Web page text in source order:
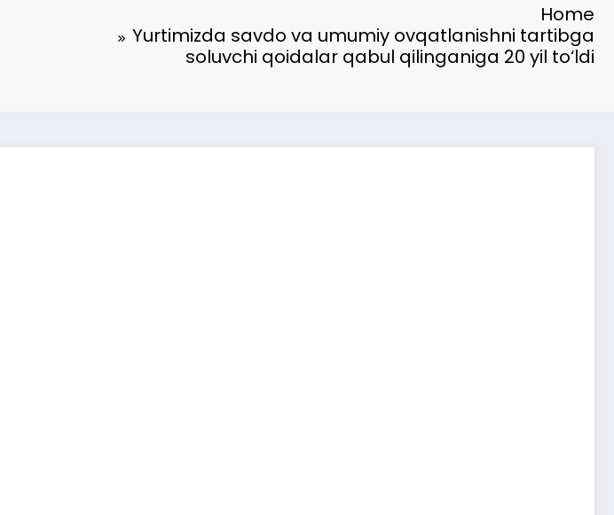
Home
Yurtimizda savdo va umumiy ovqatlanishni tartibga
soluvchi qoidalar qabul qilinganiga 20 yil to‘ldi